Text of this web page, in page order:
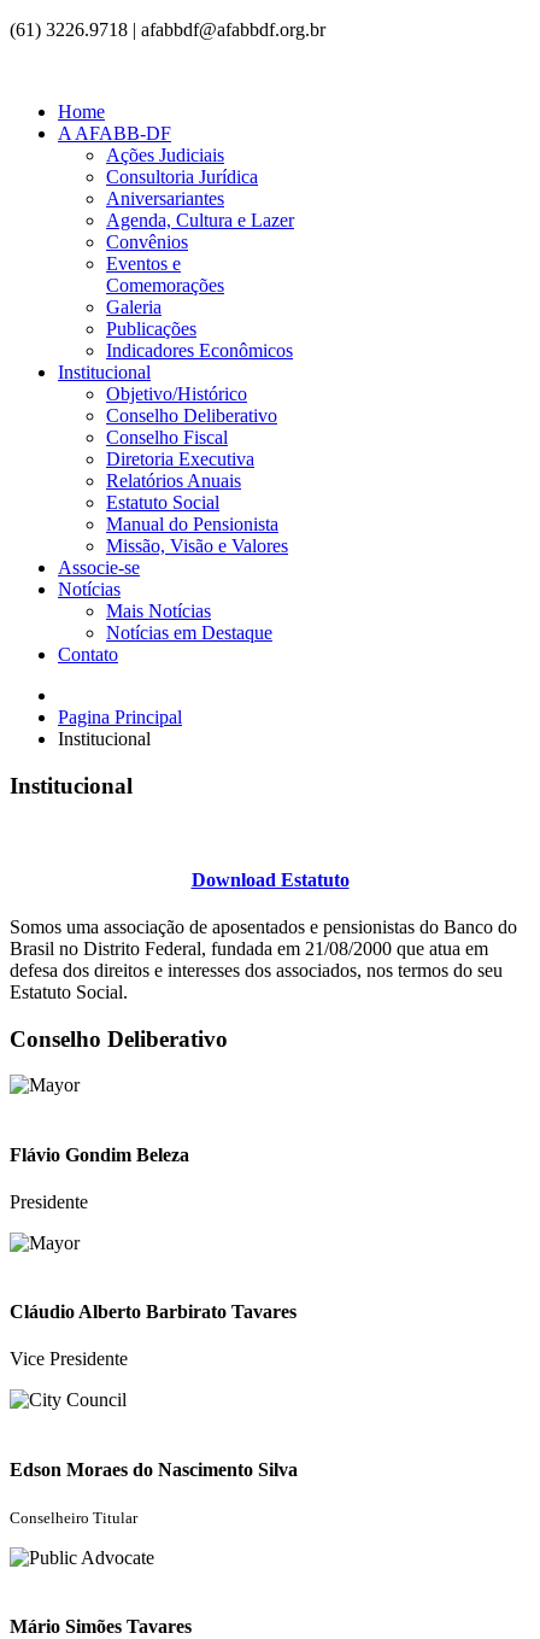
(61) 3226.9718 | afabbdf@afabbdf.org.br
Home
A AFABB-DF
Ações Judiciais
Consultoria Jurídica
Aniversariantes
Agenda, Cultura e Lazer
Convênios
Eventos e
Comemorações
Galeria
Publicações
Indicadores Econômicos
Institucional
Objetivo/Histórico
Conselho Deliberativo
Conselho Fiscal
Diretoria Executiva
Relatórios Anuais
Estatuto Social
Manual do Pensionista
Missão, Visão e Valores
Associe-se
Notícias
Mais Notícias
Notícias em Destaque
Contato
Pagina Principal
Institucional
Institucional
Download Estatuto
Somos uma associação de aposentados e pensionistas do Banco do
Brasil no Distrito Federal, fundada em 21/08/2000 que atua em
defesa dos direitos e interesses dos associados, nos termos do seu
Estatuto Social.
Conselho Deliberativo
Flávio Gondim Beleza
Presidente
Cláudio Alberto Barbirato Tavares
Vice Presidente
Edson Moraes do Nascimento Silva
Conselheiro Titular
Mário Simões Tavares